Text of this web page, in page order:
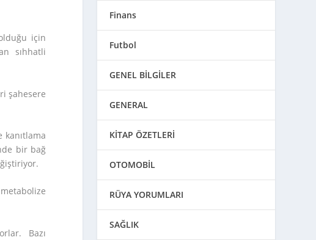
için
sıhhatli
şahesere
kanıtlama
bir bağ
Bazı
Finans
Futbol
GENEL BİLGİLER
GENERAL
KİTAP ÖZETLERİ
OTOMOBİL
RÜYA YORUMLARI
SAĞLIK